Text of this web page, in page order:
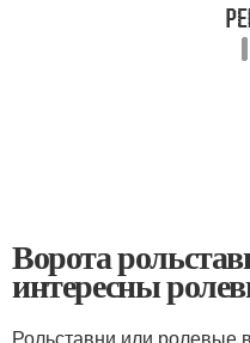
Ворота
интересны